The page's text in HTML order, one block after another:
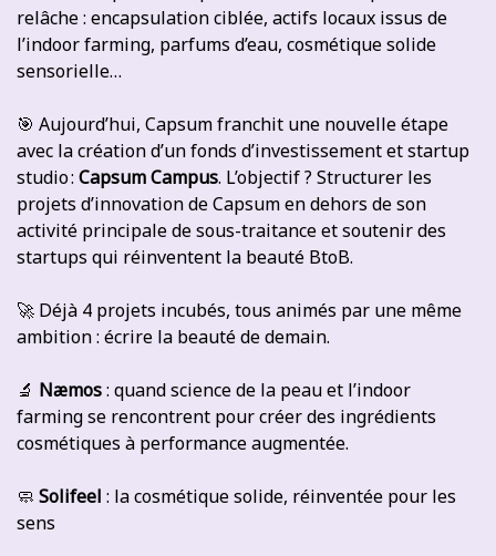
relâche : encapsulation ciblée, actifs locaux issus de
l’indoor farming, parfums d’eau, cosmétique solide
sensorielle…
🎯 Aujourd’hui, Capsum franchit une nouvelle étape
avec la création d’un fonds d’investissement et startup
studio : Capsum Campus. L’objectif ? Structurer les
projets d’innovation de Capsum en dehors de son
activité principale de sous-traitance et soutenir des
startups qui réinventent la beauté BtoB.
🚀 Déjà 4 projets incubés, tous animés par une même
ambition : écrire la beauté de demain.
🔬 Næmos: quand science de la peau et l’indoor
farming se rencontrent pour créer des ingrédients
cosmétiques à performance augmentée.
🧼 Solifeel : la cosmétique solide, réinventée pour les
sens